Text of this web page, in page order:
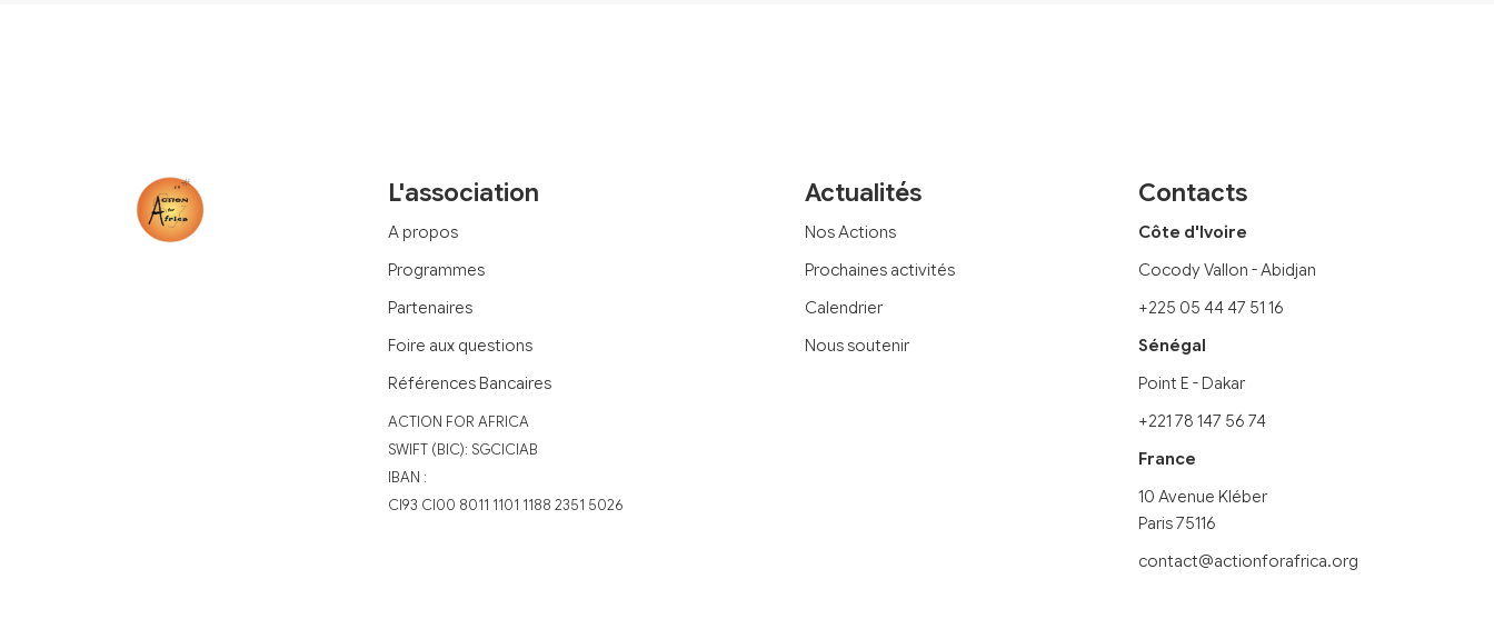
L'association
A propos
Programmes
Partenaires
Foire aux questions
Références Bancaires
‍ACTION FOR AFRICA
‍SWIFT (BIC): SGCICIAB
IBAN :
CI93 CI00 8011 1101 1188 2351 5026
Actualités
Nos Actions
Prochaines activités
Calendrier
Nous soutenir
Contacts
Côte d'Ivoire
Cocody Vallon - Abidjan
+225 05 44 47 51 16
Sénégal
Point E - Dakar
+221 78 147 56 74
France
10 Avenue Kléber
Paris 75116
contact@actionforafrica.org